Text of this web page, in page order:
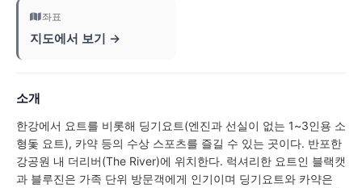
좌표
지도에서 보기 →
소개
한강에서 요트를 비롯해 딩기요트(엔진과 선실이 없는 1~3인용 소
형돛 요트), 카약 등의 수상 스포츠를 즐길 수 있는 곳이다. 반포한
강공원 내 더리버(The River)에 위치한다. 럭셔리한 요트인 블랙캣
과 블루진은 가족 단위 방문객에게 인기이며 딩기요트와 카약은